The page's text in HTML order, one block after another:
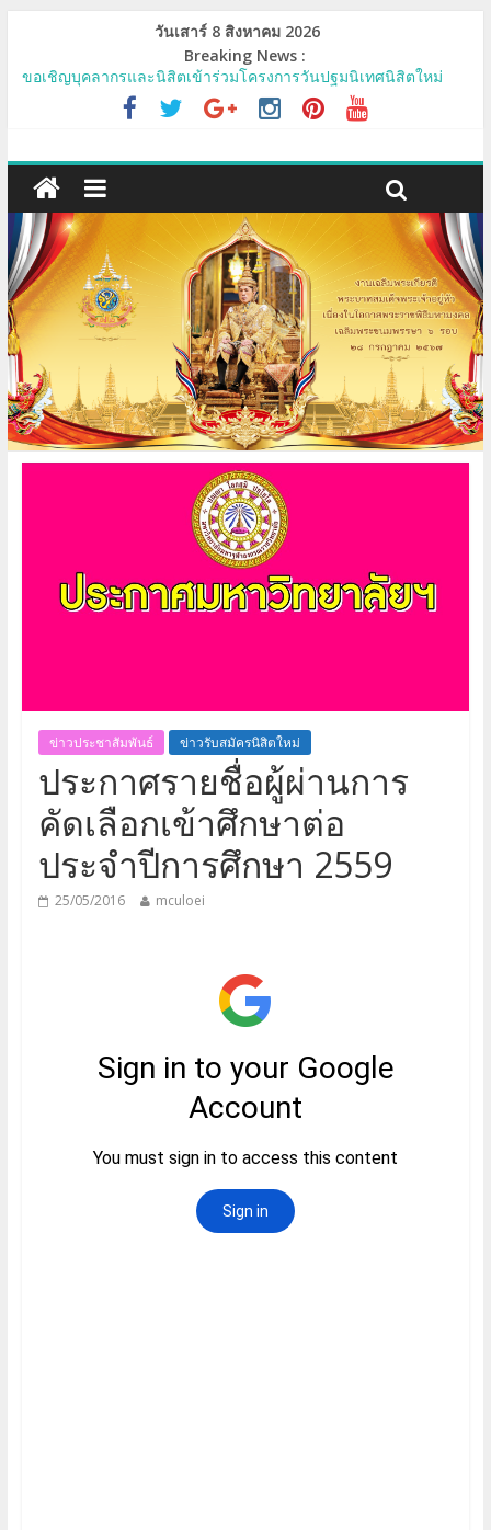
วันเสาร์ 8 สิงหาคม 2026
Breaking News :
ขอเชิญบุคลากรและนิสิตเข้าร่วมโครงการวันปฐมนิเทศนิสิตใหม่
และวันบูรพาจารย์
๑/๒๕๖๗
รายชื่อผู้มีสิทธิสอบประเมินทักษะการใช้เทคโนโลยีสารสนเทศ ครัังที่
๒/๒๕๖๗
เชิญนิสิต วิทยาลัยสงฆ์เลยทุก/รูปคน เข้าใช้ Google Workspace
MCU-Mail และระบบ e-Learning, e-Testing, MCU-MOOC
ข่าวประชาสัมพันธ์ ข่าวรับสมัครนิสิตใหม่
ประกาศรายชื่อผู้ผ่านการ
คัดเลือกเข้าศึกษาต่อ
ประจำปีการศึกษา 2559
25/05/2016 mculoei